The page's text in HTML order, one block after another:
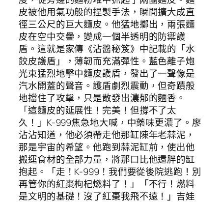
皮被他用氣功般的捏製手法，瞬間擴大成直
徑三公尺的巨大麵皮。他猛地擲出，兩張麵
皮在空中交疊，變成一個半透明的防禦護
盾。這就是家傳《沾醬秘笈》中記載的「水
餃皮護盾」，薄韌而充滿彈性。藍色離子炮
光束猛烈地擊中麵皮護盾，發出了一聲像是
汽水開蓋的聲音。護盾劇烈震動，但奇蹟般
地擋住了攻擊，只是散發出濃郁的麵香。
「這麵皮的延展性！完美！但撐不了太
久！」K-999焦急地大喊，中藥味更濃了。廖
沾沾知道，他必須帶走他那缸陳年老蒜泥，
那是宇宙的希望。他跑到蒜泥缸前，使出他
搬運食材的全部力量，將那口比他還胖的缸
抱起。「走！K-999！我們要從後院逃跑！別
再管你的紅棗枸杞燃料了！」「不行！燃料
是文明的基礎！沒了紅棗我飛不遠！」吉娃